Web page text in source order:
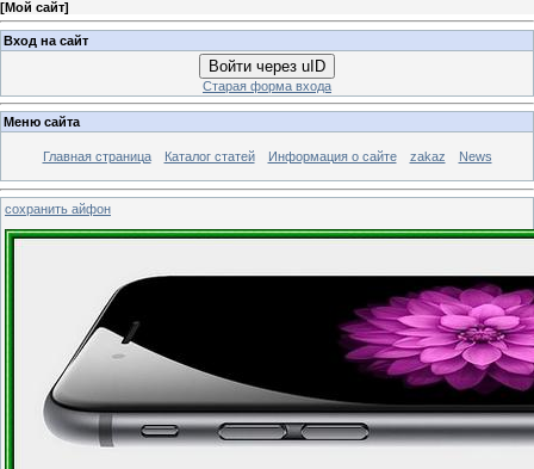
[Мой сайт]
Вход на сайт
Войти через uID
Старая форма входа
Меню сайта
Главная страница Каталог статей Информация о сайте zakaz News
сохранить айфон